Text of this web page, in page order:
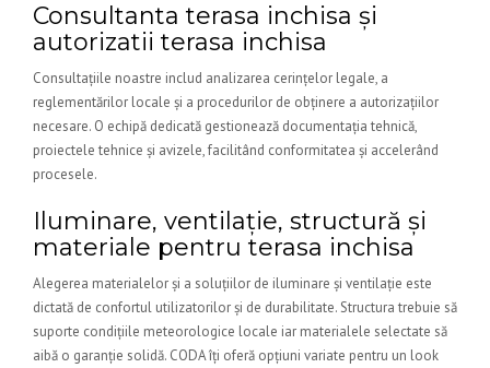
Consultanta terasa inchisa și
autorizatii terasa inchisa
Consultațiile noastre includ analizarea cerințelor legale, a
reglementărilor locale și a procedurilor de obținere a autorizațiilor
necesare. O echipă dedicată gestionează documentația tehnică,
proiectele tehnice și avizele, facilitând conformitatea și accelerând
procesele.
Iluminare, ventilație, structură și
materiale pentru terasa inchisa
Alegerea materialelor și a soluțiilor de iluminare și ventilație este
dictată de confortul utilizatorilor și de durabilitate. Structura trebuie să
suporte condițiile meteorologice locale iar materialele selectate să
aibă o garanție solidă. CODA îți oferă opțiuni variate pentru un look